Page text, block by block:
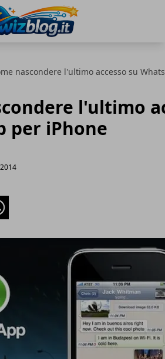
nascondere l'ultimo accesso su
l'ultimo
per iPhone